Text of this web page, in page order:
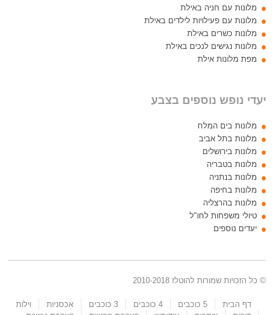
מלונות עם חניה באילת
מלונות עם פעילויות לילדים באילת
מלונות כשרים באילת
מלונות נגישים לנכים באילת
מפת מלונות אילת
יעדי נופש נוספים בצבע
מלונות בים המלח
מלונות בתל אביב
מלונות בירושלים
מלונות בטבריה
מלונות בנתניה
מלונות בחיפה
מלונות בהרצליה
טיולי משפחות לחו"ל
יעדים נוספים
© כל הזכויות שמורות להוטלז 2010-2018
דף הבית 5 כוכבים 4 כוכבים 3 כוכבים אכסניות
וילות